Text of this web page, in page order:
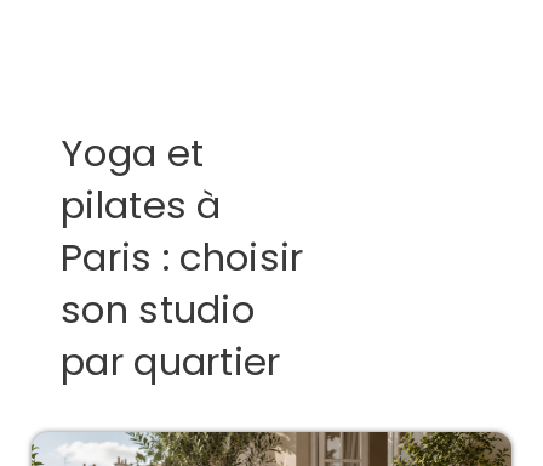
Yoga et
pilates à
Paris : choisir
son studio
par quartier